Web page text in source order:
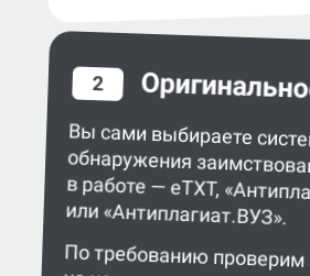
2
Вы сами выбираете
обнаружения
в работе — eTXT,
или «Антиплагиат.ВУЗ».
По требованию проверим
на наличие сгенерированного